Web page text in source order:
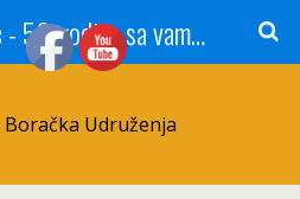
Radio Gradačac - 56 godina sa vama...
Boračka Udruženja